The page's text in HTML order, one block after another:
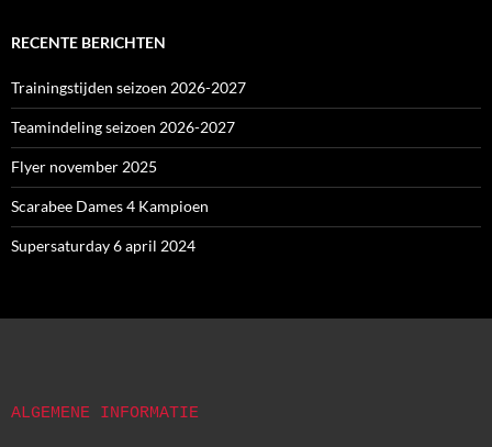
RECENTE BERICHTEN
Trainingstijden seizoen 2026-2027
Teamindeling seizoen 2026-2027
Flyer november 2025
Scarabee Dames 4 Kampioen
Supersaturday 6 april 2024
ALGEMENE INFORMATIE